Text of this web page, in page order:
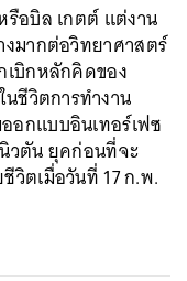
อบิล เกตต์ แต่งาน
งมากต่อวิทยาศาสตร์
เบิกหลักคิดของ
นชีวิตการทำงาน
อกแบบอินเทอร์เฟซ
วตัน ยุคก่อนที่จะ
วิตเมื่อวันที่ 17 ก.พ.